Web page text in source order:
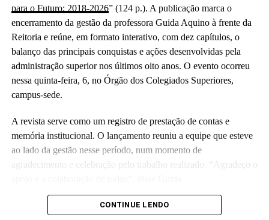
para o Futuro: 2018-2026” (124 p.). A publicação marca o
encerramento da gestão da professora Guida Aquino à frente da
Reitoria e reúne, em formato interativo, com dez capítulos, o
balanço das principais conquistas e ações desenvolvidas pela
administração superior nos últimos oito anos. O evento ocorreu
nessa quinta-feira, 6, no Órgão dos Colegiados Superiores,
campus-sede.
A revista serve como um registro de prestação de contas e
memória institucional. O lançamento reuniu a equipe que esteve
ao lado da gestão nesse período, num momento de
agradecimento e celebração pelo trabalho realizado. “Agradeço o
(Camila Barbosa, estagiária Ascom/Ufac)
CONTINUE LENDO